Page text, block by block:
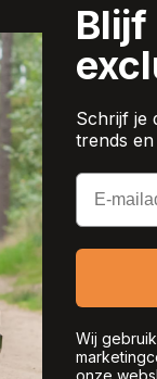
Blijf
Schrijf je
trends
Email
Wij
onze